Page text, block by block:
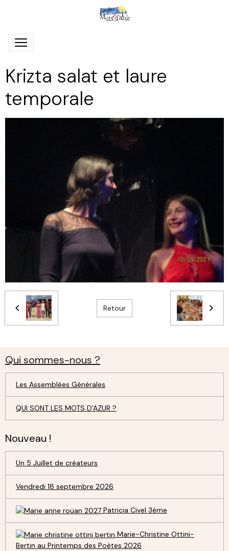
Krizta salat et laure
temporale
Retour
Qui sommes-nous ?
Les Assemblées Générales
QUI SONT LES MOTS D'AZUR ?
Nouveau !
Un 5 Juillet de créateurs
Vendredi 18 septembre 2026
Patricia Civel 3ème
Marie-Christine Ottini-
Bertin au Printemps des Poètes 2026